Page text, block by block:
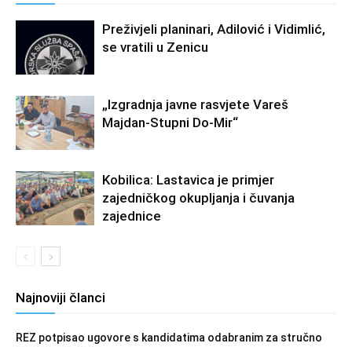
Preživjeli planinari, Adilović i Vidimlić,
se vratili u Zenicu
„Izgradnja javne rasvjete Vareš
Majdan-Stupni Do-Mir“
Kobilica: Lastavica je primjer
zajedničkog okupljanja i čuvanja
zajednice
Najnoviji članci
REZ potpisao ugovore s kandidatima odabranim za stručno